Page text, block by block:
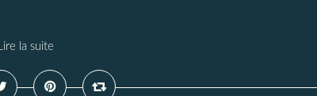
la suite